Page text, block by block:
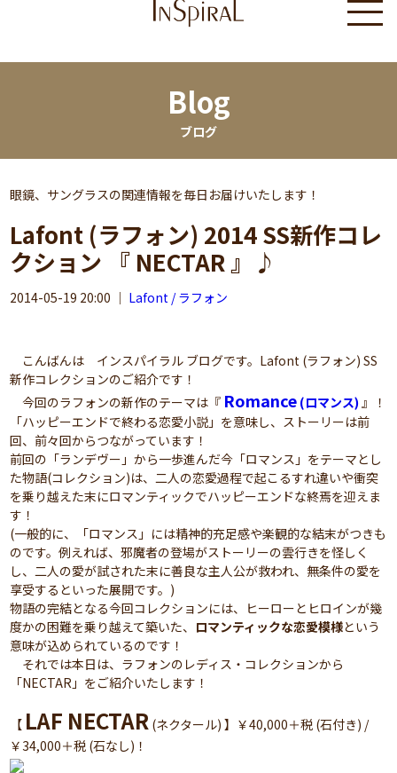
Blog
ブログ
眼鏡、サングラスの関連情報を毎日お届けいたします！
Lafont (ラフォン) 2014 SS新作コレ
クション 『 NECTAR 』♪
2014-05-19 20:00 ｜ Lafont / ラフォン
こんばんは インスパイラル ブログです。Lafont (ラフォン) SS
新作コレクションのご紹介です！
今回のラフォンの新作のテーマは『 Romance (ロマンス) 』！
「ハッピーエンドで終わる恋愛小説」を意味し、ストーリーは前
回、前々回からつながっています！
前回の「ランデヴー 」から一歩進んだ今「ロマンス」をテーマとし
た物語(コレクション)は、二人の恋愛過程で起こるすれ違いや衝突
を乗り越えた末にロマンティックでハッピーエンドな終焉を迎えま
す！
(一般的に、「ロマンス」には精神的充足感や楽観的な結末がつきも
のです。例えれば、邪魔者の登場がストーリーの雲行きを怪しく
し、二人の愛が試された末に善良な主人公が救われ、無条件の愛を
享受するといった展開です。)
物語の完結となる今回コレクションには、ヒーローとヒロインが幾
度かの困難を乗り越えて築いた、 ロマンティックな恋愛模様という
意味が込められているのです！
それでは本日は、ラフォンのレディス・コレクションから
「NECTAR」をご紹介いたします！
【 LAF NECTAR (ネクタール) 】￥40,000＋税 (石付き) /
￥34,000＋税 (石なし)！